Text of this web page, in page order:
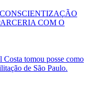
COM O
tomou posse como
de São Paulo.